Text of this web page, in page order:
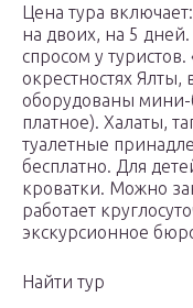
Цена тура
на двоих, на 5
спросом у
окрестностях
оборудованы
платное). Халаты,
туалетные
бесплатно. Для
кроватки. Можно
работает
экскурсионное
Найти тур